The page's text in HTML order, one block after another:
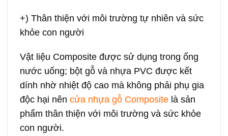
+) Thân thiện với môi trường tự nhiên và sức
khỏe con người
Vật liệu Composite được sử dụng trong ống
nước uống; bột gỗ và nhựa PVC được kết
dính nhờ nhiệt độ cao mà không phải phụ gia
độc hại nên cửa nhựa gỗ Composite là sản
phẩm thân thiện với môi trường và sức khỏe
con người.